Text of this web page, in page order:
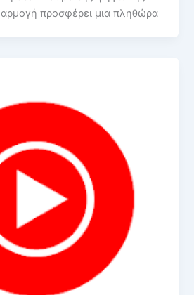
προσφέρει μια πληθώρα